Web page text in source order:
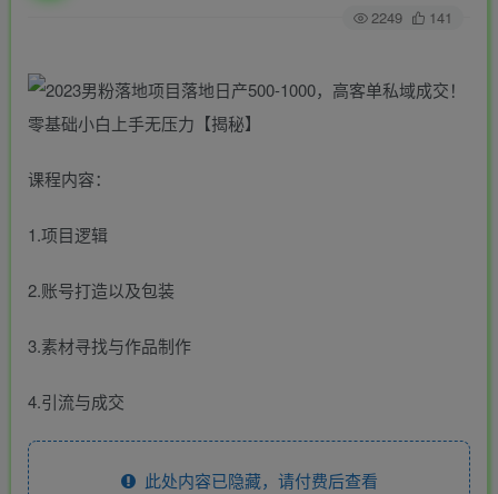
2249 141
课程内容：
1.项目逻辑
2.账号打造以及包装
3.素材寻找与作品制作
4.引流与成交
此处内容已隐藏，请付费后查看